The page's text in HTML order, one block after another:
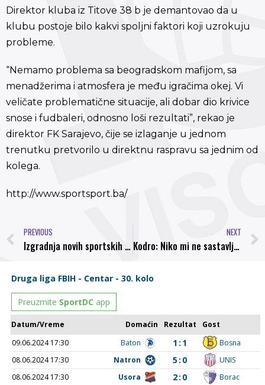
Direktor kluba iz Titove 38 b je demantovao da u
klubu postoje bilo kakvi spoljni faktori koji uzrokuju
probleme.
“Nemamo problema sa beogradskom mafijom, sa
menadžerima i atmosfera je među igračima okej. Vi
veličate problematične situacije, ali dobar dio krivice
snose i fudbaleri, odnosno loši rezultati”, rekao je
direktor FK Sarajevo, čije se izlaganje u jednom
trenutku pretvorilo u direktnu raspravu sa jednim od
kolega.
http://www.sportsport.ba/
PREVIOUS
Izgradnja novih sportskih sadržaja započela rušenjem nefunkcionalnog objekta
NEXT
Kodro: Niko mi ne sastavlja ekipu, ne prodajem optimizam